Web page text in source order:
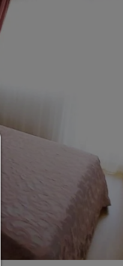
Um fortfahren
Auswahl
Erläuterung